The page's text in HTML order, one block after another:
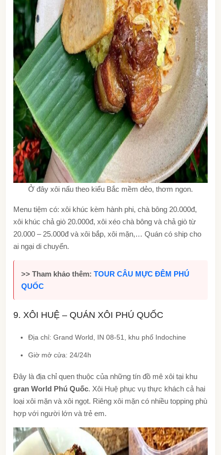
Ở đây xôi nấu theo kiểu Bắc mềm dẻo, thơm ngon.
Menu tiệm có: xôi khúc kèm hành phi, chà bông 20.000đ,
xôi khúc chả giò 20.000đ, xôi xéo chà bông và chả giò từ
20.000 – 25.000đ và xôi bắp, xôi mặn,… Quán có ship cho
ai ngại di chuyển.
>> Tham khảo thêm: TOUR CÂU MỰC ĐÊM PHÚ
QUỐC
9. XÔI HUỆ – QUÁN XÔI PHÚ QUỐC
Địa chỉ: Grand World, IN 08-51, khu phố Indochine
Giờ mở cửa: 24/24h
Đây là địa chỉ quen thuộc của những tín đồ mê xôi tại khu
gran World Phú Quốc. Xôi Huệ phục vụ thực khách cả hai
loại xôi mặn và xôi ngọt. Riêng xôi mặn có nhiều topping phù
hợp với người lớn và trẻ em.